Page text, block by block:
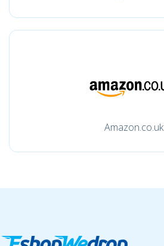
Amazon.co.uk